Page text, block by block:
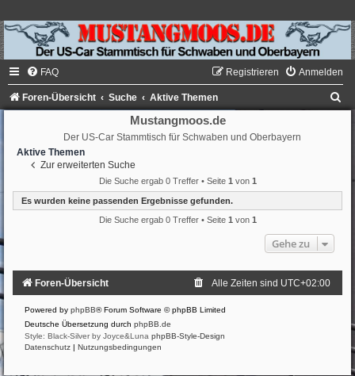
FAQ Anmelden
Registrieren
Foren-Übersicht Suche Aktive Themen
Mustangmoos.de
Der US-Car Stammtisch für Schwaben und Oberbayern
Aktive Themen
Zur erweiterten Suche
Die Suche ergab 0 Treffer • Seite 1von 1
Es wurden keine passenden Ergebnisse gefunden.
Die Suche ergab 0 Treffer • Seite 1von 1
Gehe zu
Foren-Übersicht Alle Zeiten sind UTC+02:00
Powered by phpBB® Forum Software © phpBB Limited
Deutsche Übersetzung durch phpBB.de
Style: Black-Silver by Joyce&Luna phpBB-Style-Design
Datenschutz
Nutzungsbedingungen